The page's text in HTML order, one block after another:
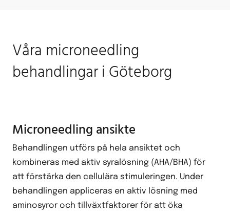
Våra microneedling
behandlingar i Göteborg
Microneedling ansikte
Behandlingen utförs på hela ansiktet och
kombineras med aktiv syralösning (AHA/BHA) för
att förstärka den cellulära stimuleringen. Under
behandlingen appliceras en aktiv lösning med
aminosyror och tillväxtfaktorer för att öka